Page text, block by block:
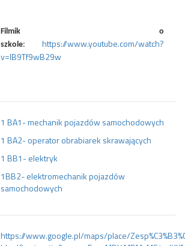
Filmik o
szkole: https://www.youtube.com/watch?
v=lB9Tf9wB29w
1 BA1- mechanik pojazdów samochodowych
1 BA2- operator obrabiarek skrawających
1 BB1- elektryk
1BB2- elektromechanik pojazdów
samochodowych
https://www.google.pl/maps/place/